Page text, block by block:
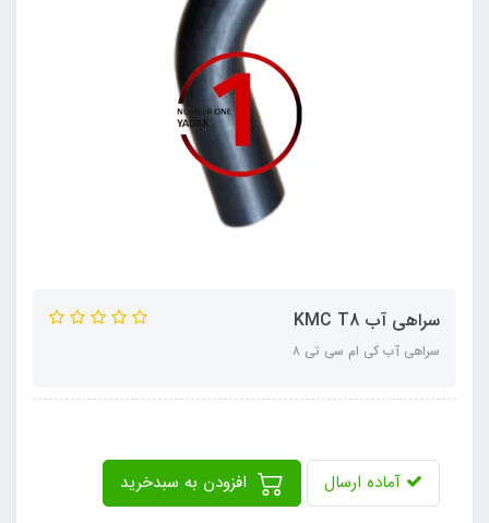
سراهی آب KMC T8
سراهی آب کی ام سی تی ٨
آماده ارسال